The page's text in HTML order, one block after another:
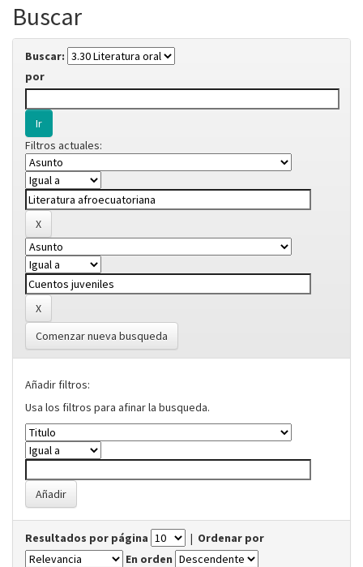
Buscar
Buscar:
por
Filtros actuales:
Comenzar nueva busqueda
Añadir filtros:
Usa los filtros para afinar la busqueda.
Resultados por página | Ordenar por
En orden